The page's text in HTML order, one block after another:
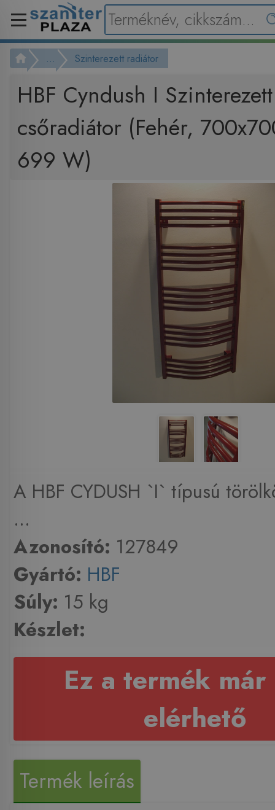
... Szinterezett radiátor
HBF Cyndush I Szinterezett
csőradiátor (Fehér,
699 W)
A HBF CYDUSH `I` típusú
...
Azonosító: 127849
Gyártó: HBF
Súly: 15 kg
Készlet:
Ez a termék már
elérhető
Termék leírás